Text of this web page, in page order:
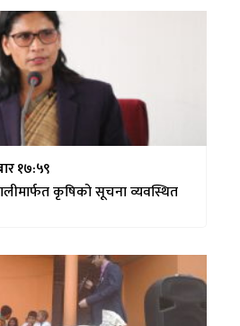
१७:५९
कृषिको सूचना व्यवस्थित